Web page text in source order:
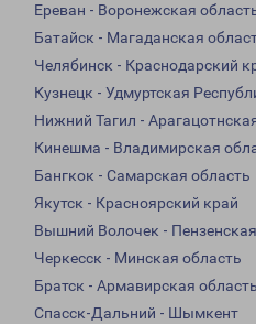
Ереван - Воронежская
Батайск - Магаданская
Челябинск - Краснодарский
Кузнецк - Удмуртская
Нижний Тагил -
Кинешма - Владимирская
Бангкок - Самарская область
Якутск - Красноярский край
Вышний Волочек -
Черкесск - Минская область
Братск - Армавирская область
Спасск-Дальний - Шымкент